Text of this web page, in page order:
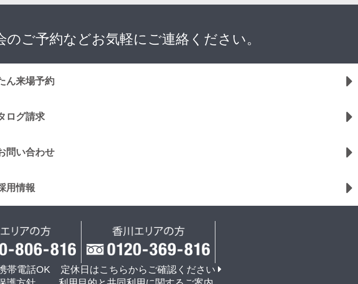
ご予約などお気軽にご連絡ください。
ん来場予約
ログ請求
問い合わせ
用情報
帯電話OK
定休日はこちらからご確認ください